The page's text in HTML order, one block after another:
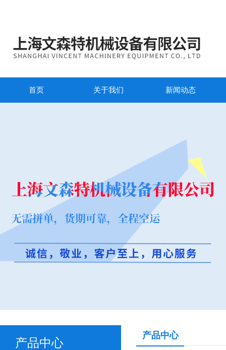
首页 关于我们 新闻动态
产品中心
产品中心